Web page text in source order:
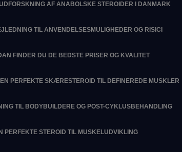
AF ANABOLSKE STEROIDER I DANMARK
TIL ANVENDELSESMULIGHEDER OG RISICI
FINDER DU DE BEDSTE PRISER OG KVALITET
PERFEKTE SKÆRESTEROID TIL DEFINEREDE MUSKLER
TIL BODYBUILDERE OG POST-CYKLUSBEHANDLING
PERFEKTE STEROID TIL MUSKELUDVIKLING